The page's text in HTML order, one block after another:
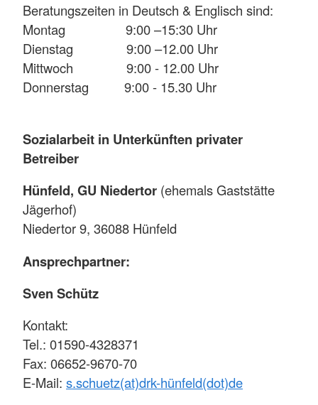
Beratungszeiten in Deutsch & Englisch sind:
Montag 9:00 –15:30 Uhr
Dienstag 9:00 –12.00 Uhr
Mittwoch 9:00 - 12.00 Uhr
Donnerstag 9:00 - 15.30 Uhr
Sozialarbeit in Unterkünften privater
Betreiber
Hünfeld, GU Niedertor (ehemals Gaststätte
Jägerhof)
Niedertor 9, 36088 Hünfeld
Ansprechpartner:
Sven Schütz
Kontakt:
Tel.: 01590-4328371
Fax: 06652-9670-70
E-Mail: s.schuetz(at)drk-hünfeld(dot)de